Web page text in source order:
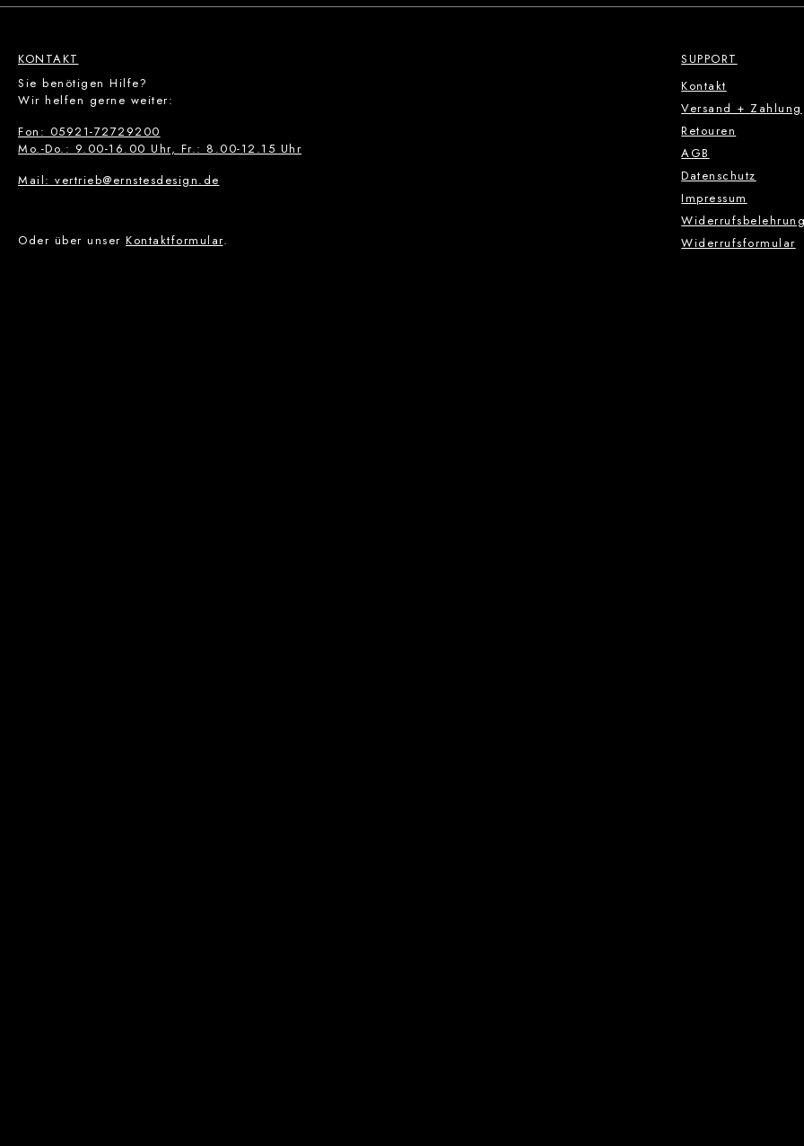
KONTAKT
Sie benötigen Hilfe?
Wir helfen gerne weiter:
Fon: 05921-72729200
Mo.-Do.: 9.00-16.00 Uhr, Fr.: 8.00-12.15 Uhr
Mail: vertrieb@ernstesdesign.de
Oder über unser Kontaktformular.
SUPPORT
Kontakt
Versand + Zahlung
Retouren
AGB
Datenschutz
Impressum
Widerrufsbelehrung
Widerrufsformular